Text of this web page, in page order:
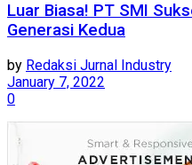
Luar Biasa! PT SMI
Generasi Kedua
by Redaksi Jurnal Industry
January 7, 2022
0